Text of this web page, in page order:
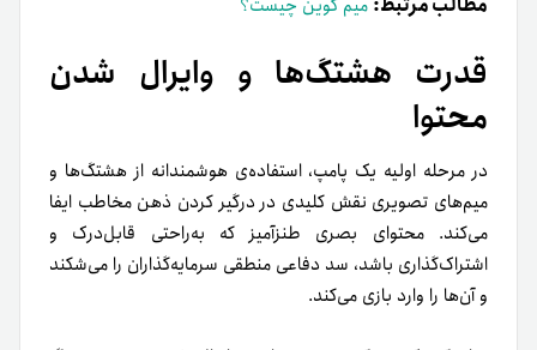
قدرت هشتگ‌ها و وایرال شدن
محتوا
در مرحله‌ اولیه‌ یک پامپ، استفاده‌ی هوشمندانه از هشتگ‌ها و
میم‌های تصویری نقش کلیدی در درگیر کردن ذهن مخاطب ایفا
می‌کند. محتوای بصری طنزآمیز که به‌راحتی قابل‌درک و
اشتراک‌گذاری باشد، سد دفاعی منطقی سرمایه‌گذاران را می‌شکند
و آن‌ها را وارد بازی می‌کند.